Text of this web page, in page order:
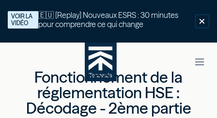
🇪🇺 [Replay] Nouveaux ESRS : 30 minutes
pour comprendre ce qui change
VOIR LA
VIDÉO
Fonctionnement de la
réglementation HSE :
Décodage - 2ème partie